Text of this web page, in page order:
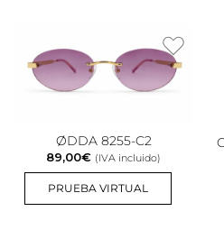
ØDDA 8255-C2
89,00€ (IVA incluido)
PRUEBA VIRTUAL